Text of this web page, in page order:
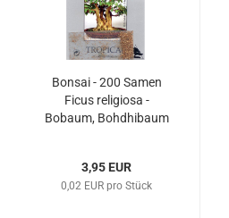
Bonsai - 200 Samen
Ficus religiosa -
Bobaum, Bohdhibaum
3,95 EUR
0,02 EUR pro Stück